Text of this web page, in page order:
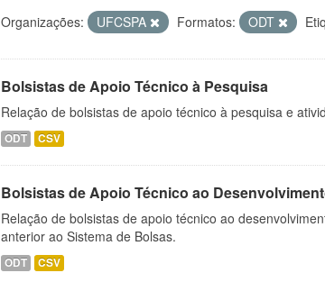
Organizações: UFCSPA Formatos: ODT
Bolsistas de Apoio Técnico à Pesquisa
Relação de bolsistas de apoio técnico à pesquisa e
ODT CSV
Bolsistas de Apoio Técnico ao
Relação de bolsistas de apoio técnico ao
anterior ao Sistema de Bolsas.
ODT CSV